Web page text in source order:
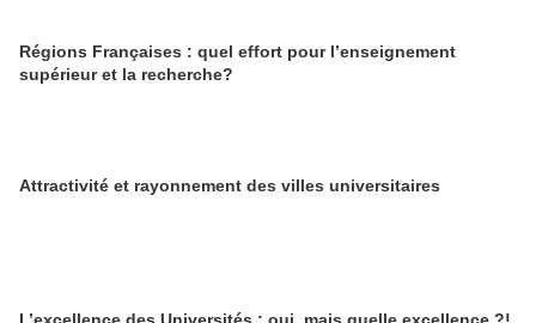
Régions Françaises : quel effort pour l’enseignement
supérieur et la recherche?
Attractivité et rayonnement des villes universitaires